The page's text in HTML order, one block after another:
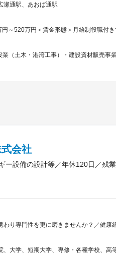
瀬通駅、あおば通駅
円～520万円＜賃金形態＞月給制役職付
業（土木・港湾工事）・建設資材販売事
会社
ー設備の設計等／年休120日／
わり専門性を更に磨きませんか？／健
、大学、短期大学、専修・各種学校、高